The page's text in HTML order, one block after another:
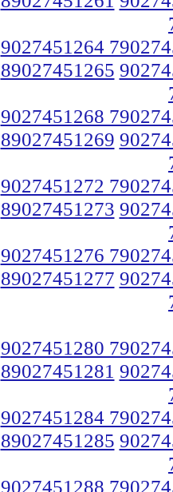
9027451264
89027451265
9027451268
89027451269
9027451272
89027451273
9027451276
89027451277
9027451280
89027451281
9027451284
89027451285
9027451288